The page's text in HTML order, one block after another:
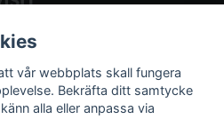
vår webbplats skall fungera
Bekräfta ditt samtycke
alla eller anpassa via